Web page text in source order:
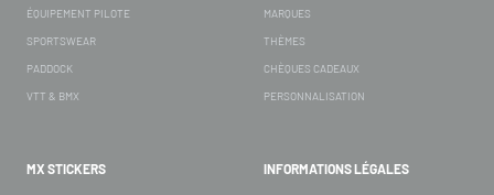
ÉQUIPEMENT PILOTE
SPORTSWEAR
PADDOCK
VTT & BMX
MARQUES
THÈMES
CHÈQUES CADEAUX
PERSONNALISATION
MX STICKERS INFORMATIONS LÉGALES